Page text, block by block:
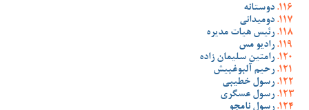
دوستانه
دومیدانی
رئیس هیات مدیره
رادیو مس
رامتین سلیمان زاده
رحیم آلبوغبیش
رسول خطیبی
رسول عسگری
رسول نامجو